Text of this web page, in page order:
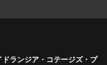
ランジア・コテージズ・プ